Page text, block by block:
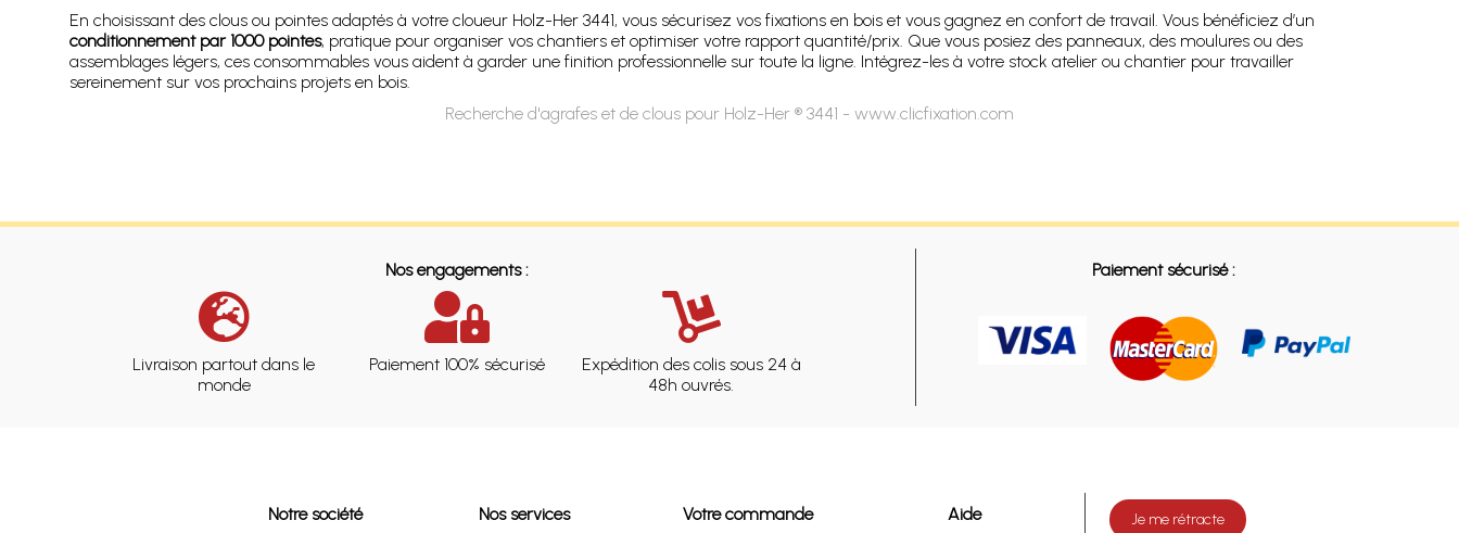
En choisissant des clous ou pointes adaptés à votre cloueur Holz-Her 3441, vous sécurisez vos fixations en bois et vous gagnez en confort de travail. Vous bénéficiez d’un
conditionnement par 1000 pointes, pratique pour organiser vos chantiers et optimiser votre rapport quantité/prix. Que vous posiez des panneaux, des moulures ou des
assemblages légers, ces consommables vous aident à garder une finition professionnelle sur toute la ligne. Intégrez-les à votre stock atelier ou chantier pour travailler
sereinement sur vos prochains projets en bois.
Recherche d'agrafes et de clous pour Holz-Her ® 3441 - www.clicfixation.com
Nos engagements :
Livraison partout dans le
monde
Paiement 100% sécurisé
Expédition des colis sous 24 à
48h ouvrés.
Paiement sécurisé :
Notre société Nos services Votre commande Aide Je me rétracte